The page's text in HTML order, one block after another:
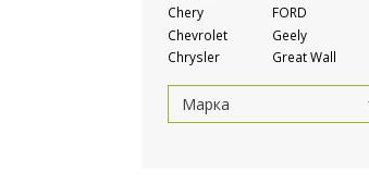
Chery
Chevrolet
Chrysler
FORD
Geely
Great Wall